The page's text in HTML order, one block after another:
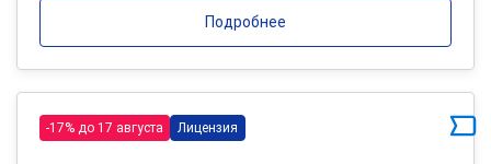
Подробнее
-17% до 17 августа Лицензия